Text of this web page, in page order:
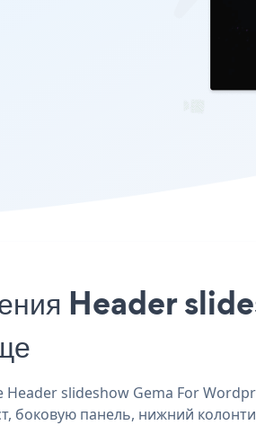
Header
slideshow Gema For
боковую панель, нижний